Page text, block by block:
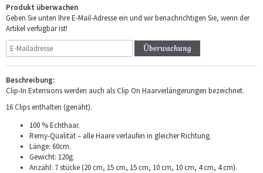
Produkt überwachen
Geben Sie unten Ihre E-Mail-Adresse ein und wir benachrichtigen Sie, wenn der
Artikel verfügbar ist!
Überwachung
Beschreibung:
Clip-In Extensions werden auch als Clip On Haarverlängerungen bezeichnet.
16 Clips enthalten (genäht).
100 % Echthaar.
Remy-Qualität – alle Haare verlaufen in gleicher Richtung.
Länge: 60cm.
Gewicht: 120g.
Anzahl: 7 stücke (20 cm, 15 cm, 15 cm, 10 cm, 10 cm, 4 cm, 4 cm).